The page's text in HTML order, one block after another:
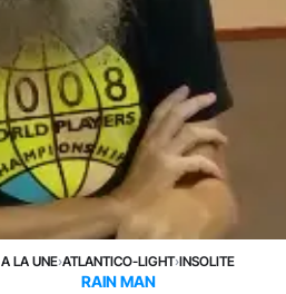
A LA UNE›ATLANTICO-LIGHT›INSOLITE
RAIN MAN